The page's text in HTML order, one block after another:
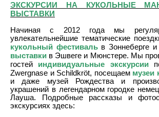
ЭКСКУРСИИ НА КУКОЛЬНЫЕ
ВЫСТАВКИ
Начиная с 2012 года мы
увлекательнейшие тематические
кукольный фестивальв Зоннеберге
выставки в Эшвеге и Мюнстере. Мы
гостей индивидуальные экскурсии
Zwergnase и Schildkröt, посещаем музеи
и даже музей Рождества и
украшений в легендарном городке
Лауша. Подробные рассказы и
экскурсиях здесь: